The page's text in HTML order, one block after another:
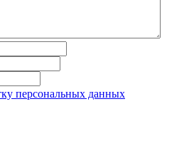
персональных данных